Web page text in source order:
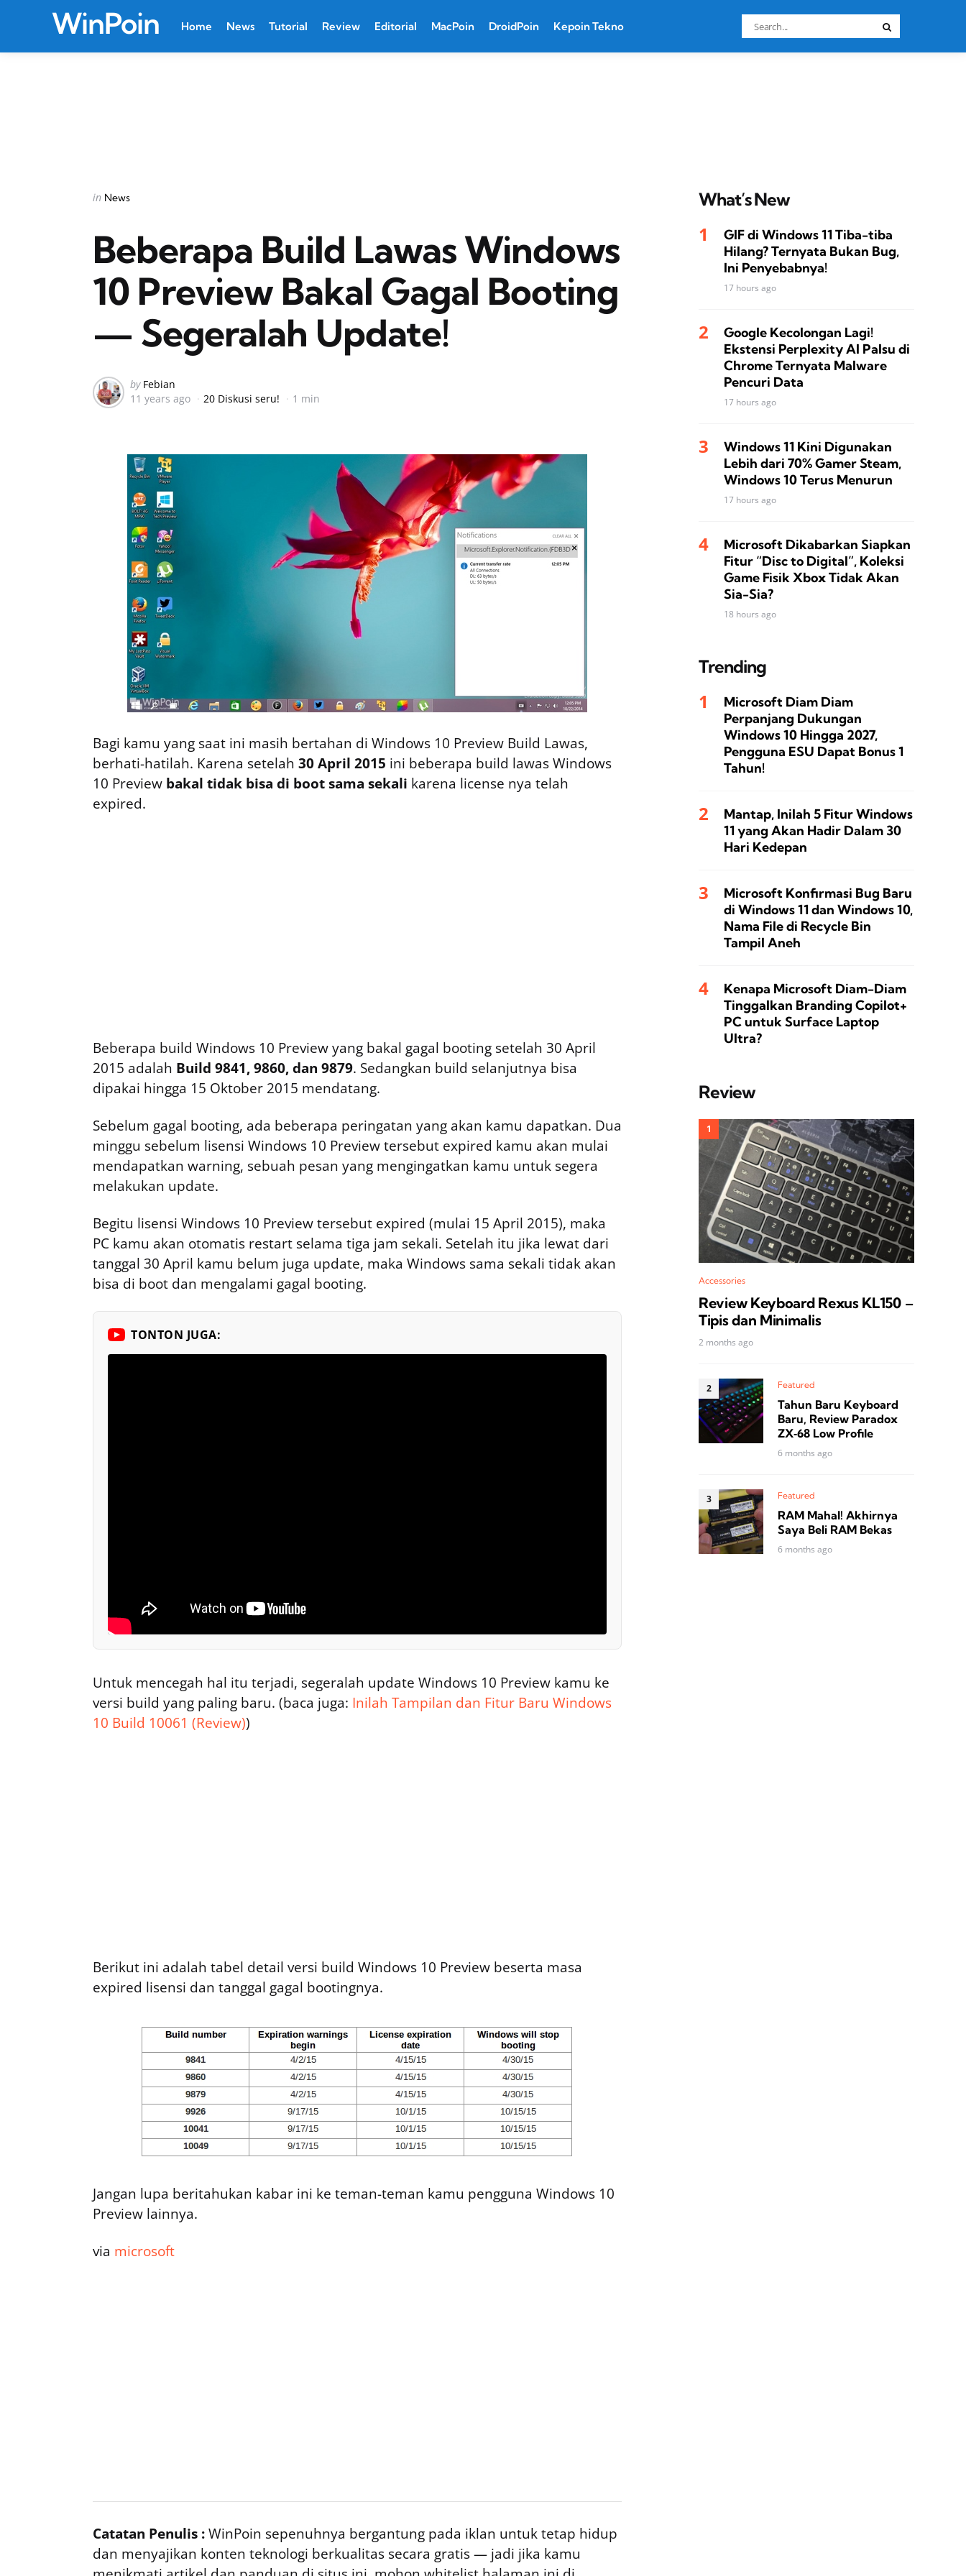
WinPoin Home News Tutorial Review Editorial MacPoin DroidPoin Kepoin Tekno
Search
for:
Categories
Posted
in News
Beberapa Build Lawas Windows
10 Preview Bakal Gagal Booting
— Segeralah Update!
Posted
by
by Febian
11 years ago
20 Diskusi seru! 1 min
Bagi kamu yang saat ini masih bertahan di Windows 10 Preview Build Lawas,
berhati-hatilah. Karena setelah 30 April 2015 ini beberapa build lawas Windows
10 Preview bakal tidak bisa di boot sama sekali karena license nya telah
expired.
Beberapa build Windows 10 Preview yang bakal gagal booting setelah 30 April
2015 adalah Build 9841, 9860, dan 9879. Sedangkan build selanjutnya bisa
dipakai hingga 15 Oktober 2015 mendatang.
Sebelum gagal booting, ada beberapa peringatan yang akan kamu dapatkan. Dua
minggu sebelum lisensi Windows 10 Preview tersebut expired kamu akan mulai
mendapatkan warning, sebuah pesan yang mengingatkan kamu untuk segera
melakukan update.
Begitu lisensi Windows 10 Preview tersebut expired (mulai 15 April 2015), maka
PC kamu akan otomatis restart selama tiga jam sekali. Setelah itu jika lewat dari
tanggal 30 April kamu belum juga update, maka Windows sama sekali tidak akan
bisa di boot dan mengalami gagal booting.
TONTON JUGA:
Untuk mencegah hal itu terjadi, segeralah update Windows 10 Preview kamu ke
versi build yang paling baru. (baca juga: Inilah Tampilan dan Fitur Baru Windows
10 Build 10061 (Review))
Berikut ini adalah tabel detail versi build Windows 10 Preview beserta masa
expired lisensi dan tanggal gagal bootingnya.
Jangan lupa beritahukan kabar ini ke teman-teman kamu pengguna Windows 10
Preview lainnya.
via microsoft
Catatan Penulis :WinPoin sepenuhnya bergantung pada iklan untuk tetap hidup
dan menyajikan konten teknologi berkualitas secara gratis — jadi jika kamu
What’s New
GIF di Windows 11 Tiba-tiba
Hilang? Ternyata Bukan Bug,
Ini Penyebabnya!
17 hours ago
Google Kecolongan Lagi!
Ekstensi Perplexity AI Palsu di
Chrome Ternyata Malware
Pencuri Data
17 hours ago
Windows 11 Kini Digunakan
Lebih dari 70% Gamer Steam,
Windows 10 Terus Menurun
17 hours ago
Microsoft Dikabarkan Siapkan
Fitur “Disc to Digital”, Koleksi
Game Fisik Xbox Tidak Akan
Sia-Sia?
18 hours ago
Trending
Microsoft Diam Diam
Perpanjang Dukungan
Windows 10 Hingga 2027,
Pengguna ESU Dapat Bonus 1
Tahun!
Mantap, Inilah 5 Fitur Windows
11 yang Akan Hadir Dalam 30
Hari Kedepan
Microsoft Konfirmasi Bug Baru
di Windows 11 dan Windows 10,
Nama File di Recycle Bin
Tampil Aneh
Kenapa Microsoft Diam-Diam
Tinggalkan Branding Copilot+
PC untuk Surface Laptop
Ultra?
Review
Accessories
Review Keyboard Rexus KL150 –
Tipis dan Minimalis
2 months ago
Featured
Tahun Baru Keyboard
Baru, Review Paradox
ZX‑68 Low Profile
6 months ago
Featured
RAM Mahal! Akhirnya
Saya Beli RAM Bekas
6 months ago